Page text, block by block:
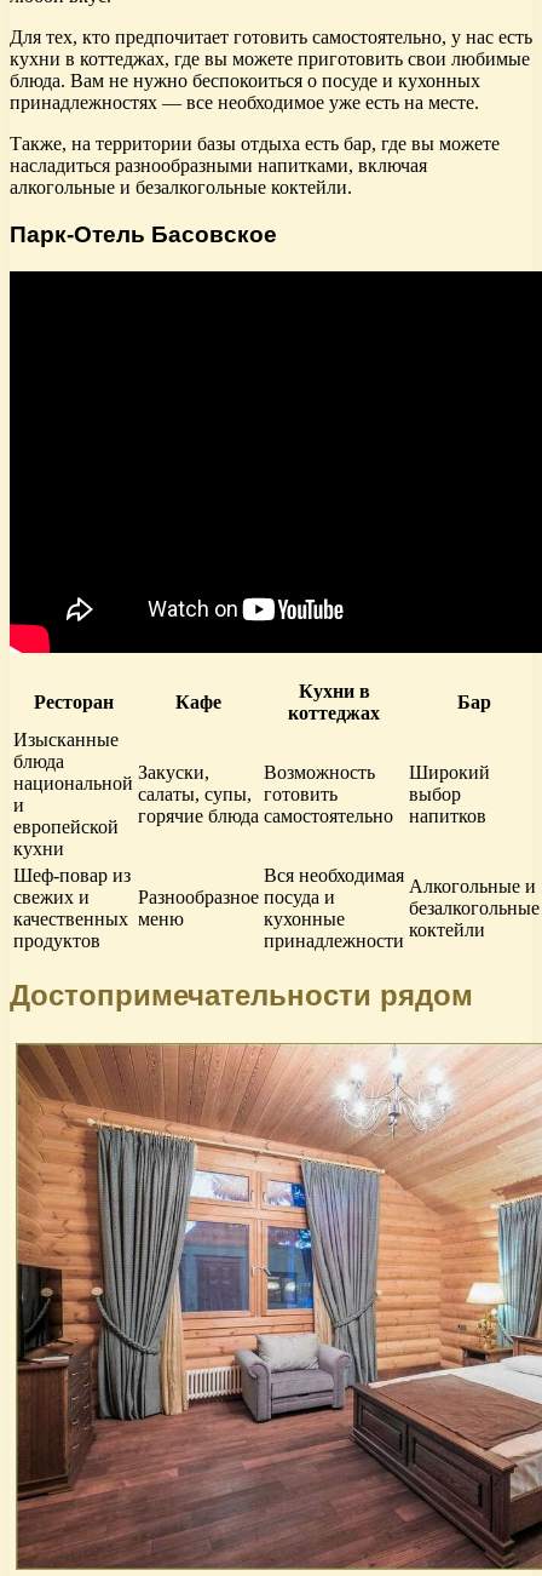
Для тех, кто предпочитает готовить самостоятельно, у нас есть
кухни в коттеджах, где вы можете приготовить свои любимые
блюда. Вам не нужно беспокоиться о посуде и кухонных
принадлежностях — все необходимое уже есть на месте.
Также, на территории базы отдыха есть бар, где вы можете
насладиться разнообразными напитками, включая
алкогольные и безалкогольные коктейли.
Парк-Отель Басовское
Ресторан Кафе
Кухни в
коттеджах
Бар
Изысканные
блюда
национальной
и
европейской
кухни
Закуски,
салаты, супы,
горячие блюда
Возможность
готовить
самостоятельно
Широкий
выбор
напитков
Шеф-повар из
свежих и
качественных
продуктов
Разнообразное
меню
Вся необходимая
посуда и
кухонные
принадлежности
Алкогольные и
безалкогольные
коктейли
Достопримечательности рядом